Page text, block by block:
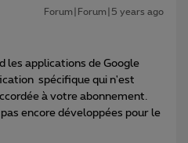
Forum|Forum|5 years ago
les applications de Google
spécifique qui n'est
à votre abonnement.
encore développées pour le